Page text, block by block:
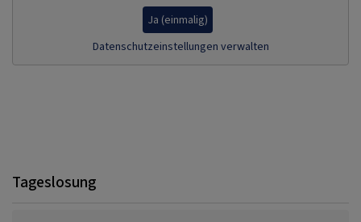
Ja (einmalig)
Datenschutzeinstellungen verwalten
Tageslosung